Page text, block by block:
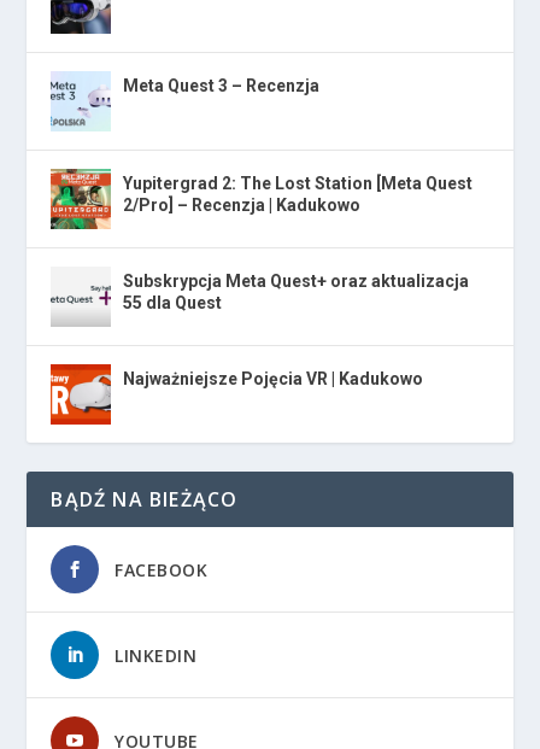
Meta Quest 3 – Recenzja
Yupitergrad 2: The Lost Station [Meta Quest
2/Pro] – Recenzja | Kadukowo
Subskrypcja Meta Quest+ oraz aktualizacja
55 dla Quest
Najważniejsze Pojęcia VR | Kadukowo
BĄDŹ NA BIEŻĄCO
FACEBOOK
LINKEDIN
YOUTUBE